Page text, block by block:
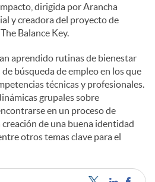
dirigida por Arancha
y creadora del proyecto de
Balance Key.
aprendido rutinas de bienestar
búsqueda de empleo en los que
técnicas y profesionales.
grupales sobre
en un proceso de
de una buena identidad
otros temas clave para el